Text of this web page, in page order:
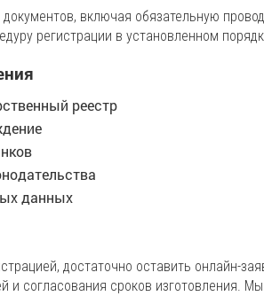
включая обязательную
регистрации в установленном
реестр
данных
достаточно оставить онлайн-
и согласования сроков изготовления.